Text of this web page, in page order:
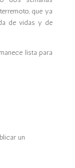
que ya
de vidas y de
lista para
un